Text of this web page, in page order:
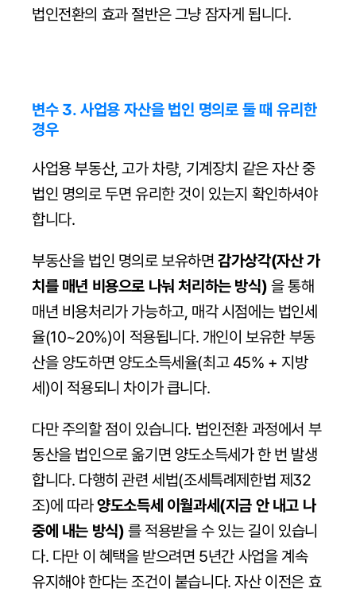
법인전환의 효과 절반은 그냥 잠자게 됩니다.
변수 3. 사업용 자산을 법인 명의로 둘 때 유리한
경우
사업용 부동산, 고가 차량, 기계장치 같은 자산 중
법인 명의로 두면 유리한 것이 있는지 확인하셔야
합니다.
부동산을 법인 명의로 보유하면 감가상각(자산 가
치를 매년 비용으로 나눠 처리하는 방식) 을 통해
매년 비용처리가 가능하고, 매각 시점에는 법인세
율(10~20%)이 적용됩니다. 개인이 보유한 부동
산을 양도하면 양도소득세율(최고 45% + 지방
세)이 적용되니 차이가 큽니다.
다만 주의할 점이 있습니다. 법인전환 과정에서 부
동산을 법인으로 옮기면 양도소득세가 한 번 발생
합니다. 다행히 관련 세법(조세특례제한법 제32
조)에 따라 양도소득세 이월과세(지금 안 내고 나
중에 내는 방식) 를 적용받을 수 있는 길이 있습니
다. 다만 이 혜택을 받으려면 5년간 사업을 계속
유지해야 한다는 조건이 붙습니다. 자산 이전은 효